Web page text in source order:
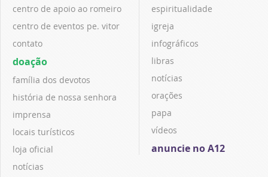
centro de apoio ao romeiro
centro de eventos pe. vitor
contato
doação
família dos devotos
história de nossa senhora
imprensa
locais turísticos
loja oficial
notícias
espiritualidade
igreja
infográficos
libras
notícias
orações
papa
vídeos
anuncie no A12